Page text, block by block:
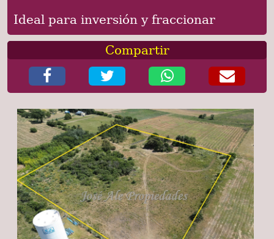
Ideal para inversión y fraccionar
Compartir